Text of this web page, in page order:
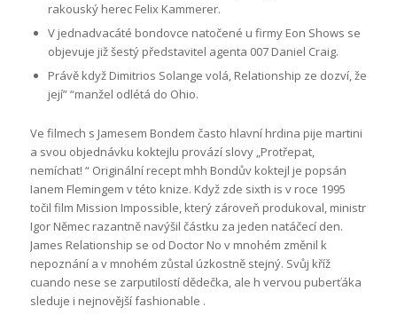
rakouský herec Felix Kammerer.
V jednadvacáté bondovce natočené u firmy Eon Shows se
objevuje již šestý představitel agenta 007 Daniel Craig.
Právě když Dimitrios Solange volá, Relationship ze dozví, že
její” “manžel odlétá do Ohio.
Ve filmech s Jamesem Bondem často hlavní hrdina pije martini
a svou objednávku koktejlu provází slovy „Protřepat,
nemíchat! “ Originální recept mhh Bondův koktejl je popsán
Ianem Flemingem v této knize. Když zde sixth is v roce 1995
točil film Mission Impossible, který zároveň produkoval, ministr
Igor Němec razantně navýšil částku za jeden natáčecí den.
James Relationship se od Doctor No v mnohém změnil k
nepoznání a v mnohém zůstal úzkostně stejný. Svůj kříž
cuando nese se zarputilostí dědečka, ale h vervou puberťáka
sleduje i nejnovější fashionable .